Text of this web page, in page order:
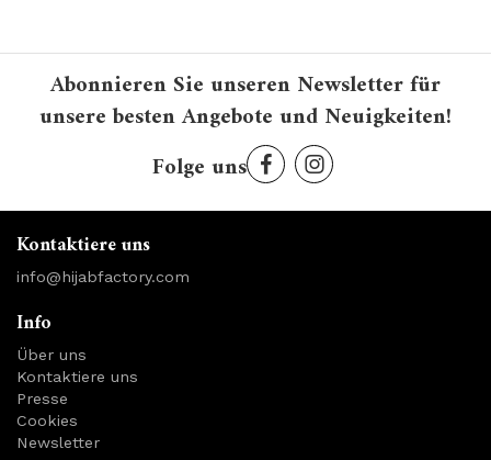
Abonnieren Sie unseren Newsletter für
unsere besten Angebote und Neuigkeiten!
Folge uns
Kontaktiere uns
info@hijabfactory.com
Info
Über uns
Kontaktiere uns
Presse
Cookies
Newsletter